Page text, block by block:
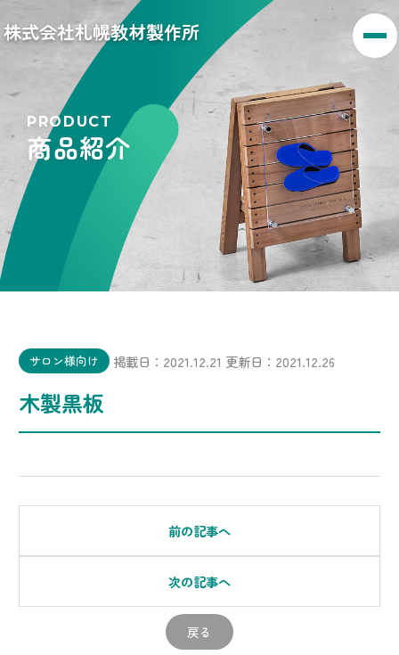
株式会社札幌教材製作所
PRODUCT
商品紹介
サロン様向け 掲載日：2021.12.21 更新日：2021.12.26
木製黒板
前の記事へ
戻る
次の記事へ